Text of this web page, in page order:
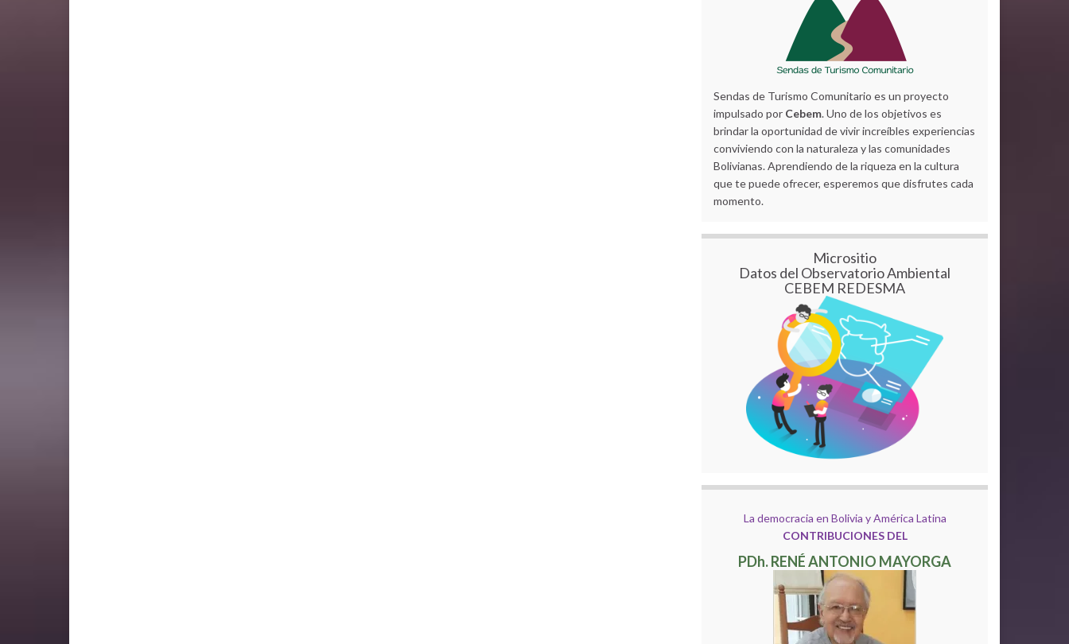
Sendas de Turismo Comunitario es un proyecto
impulsado por Cebem. Uno de los objetivos es
brindar la oportunidad de vivir increíbles experiencias
conviviendo con la naturaleza y las comunidades
Bolivianas. Aprendiendo de la riqueza en la cultura
que te puede ofrecer, esperemos que disfrutes cada
momento.
Micrositio
Datos del Observatorio Ambiental
CEBEM REDESMA
La democracia en Bolivia y América Latina
CONTRIBUCIONES DEL
PDh. RENÉ ANTONIO MAYORGA